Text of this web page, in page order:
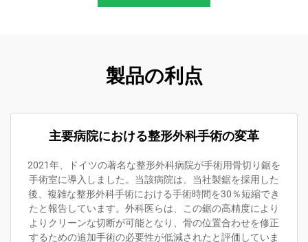
製品の利点
主要病院における整形外科手術の変革
2021年、ドイツの著名な整形外科病院が手術用骨切り鋸を
手術室に導入しました。当該病院は、当社製鋸を採用した
後、複雑な整形外科手術における手術時間を30％短縮でき
たと報告しています。外科医らは、この鋸の高精度により
よりクリーンな切断が可能となり、骨の位置合わせを修正
するための追加手術の必要性が低減されたと評価していま